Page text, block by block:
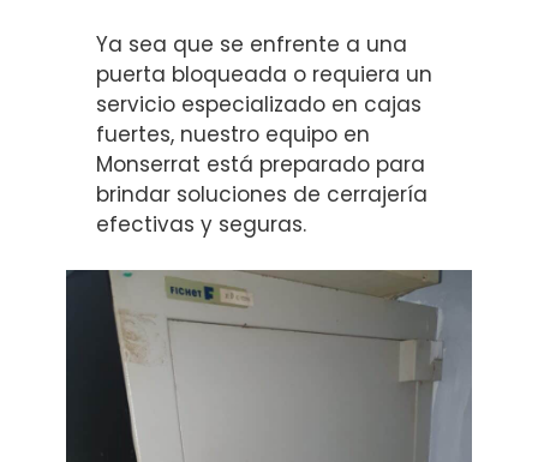
Ya sea que se enfrente a una
puerta bloqueada o requiera un
servicio especializado en cajas
fuertes, nuestro equipo en
Monserrat está preparado para
brindar soluciones de cerrajería
efectivas y seguras.